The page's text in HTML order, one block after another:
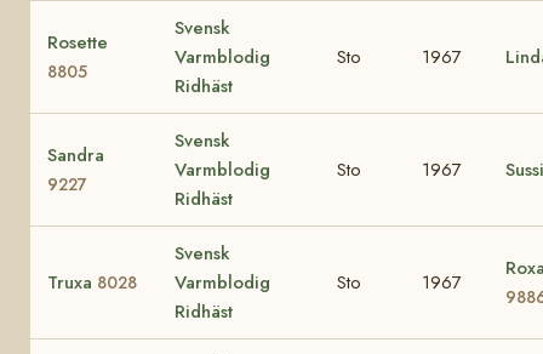
Rosette
8805
Svensk
Varmblodig
Ridhäst
Sto 1967
Sandra
9227
Svensk
Varmblodig
Ridhäst
Sto 1967
Truxa 8028
Svensk
Varmblodig
Ridhäst
Sto 1967